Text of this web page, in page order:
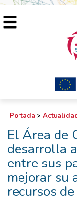
Portada >
El Área de
desarrolla
entre sus
mejorar su
recursos